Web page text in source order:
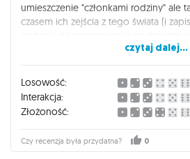
umieszczenie "członkami rodziny" ale
czasem ich zejścia z tego świata (i
Setup jest częściowo losowy, a po
są rozdzielane losowo, co zapewnia
Dodatki są tak przygotowane, że bez
można grać w dowolnej ich
wydłużają znacząco rozgrywki ale
zupełnie innych strategii.
Pomimo wielu lat na karku Kronika
przypomina za co kocham duże gry
czytaj dalej...
Losowość:
Interakcja:
Złożoność:
Czy recenzja była przydatna? 0